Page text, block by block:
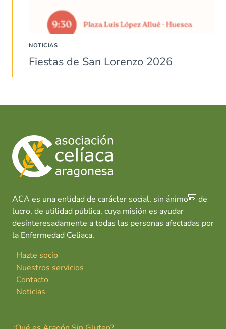
NOTICIAS
Fiestas de San Lorenzo 2026
ACA es una entidad de carácter social, sin ánimo de
lucro, de utilidad pública, cuya misión es ayudar
desinteresadamente a todas las personas afectadas por
la Enfermedad Celiaca.
Hazte socio
Nuestros servicios
Contacto
Noticias